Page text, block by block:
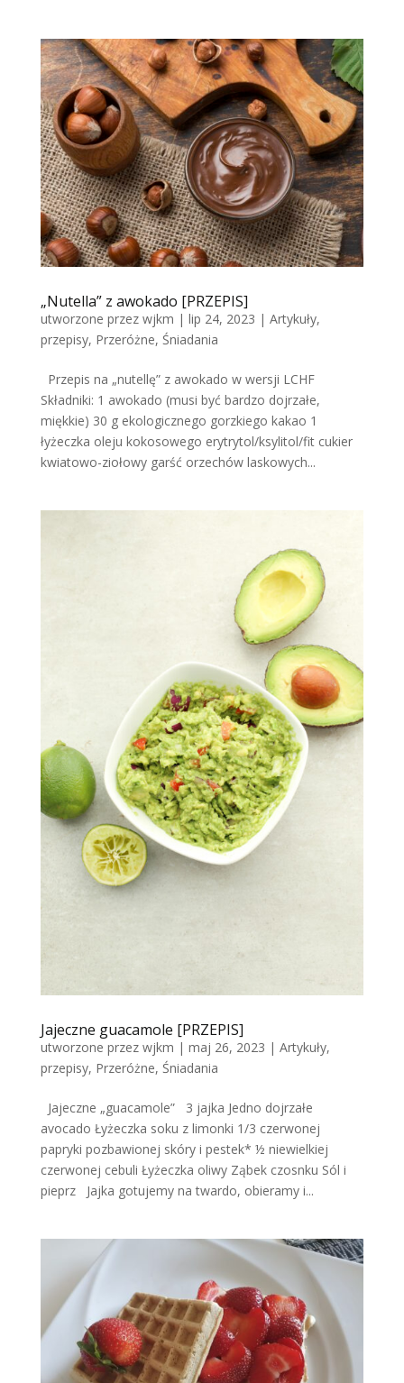
„Nutella” z awokado [PRZEPIS]
utworzone przez wjkm | lip 24, 2023 | Artykuły,
przepisy, Przeróżne, Śniadania
Przepis na „nutellę” z awokado w wersji LCHF
Składniki: 1 awokado (musi być bardzo dojrzałe,
miękkie) 30 g ekologicznego gorzkiego kakao 1
łyżeczka oleju kokosowego erytrytol/ksylitol/fit cukier
kwiatowo-ziołowy garść orzechów laskowych...
Jajeczne guacamole [PRZEPIS]
utworzone przez wjkm | maj 26, 2023 | Artykuły,
przepisy, Przeróżne, Śniadania
Jajeczne „guacamole” 3 jajka Jedno dojrzałe
avocado Łyżeczka soku z limonki 1/3 czerwonej
papryki pozbawionej skóry i pestek* ½ niewielkiej
czerwonej cebuli Łyżeczka oliwy Ząbek czosnku Sól i
pieprz Jajka gotujemy na twardo, obieramy i...